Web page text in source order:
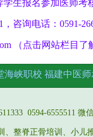
生报名参加医师考
咨询电话：0591-
（点击网站栏目了
0594-6555511 微
整脊正骨培训、小儿
海峡职校 福建中医师